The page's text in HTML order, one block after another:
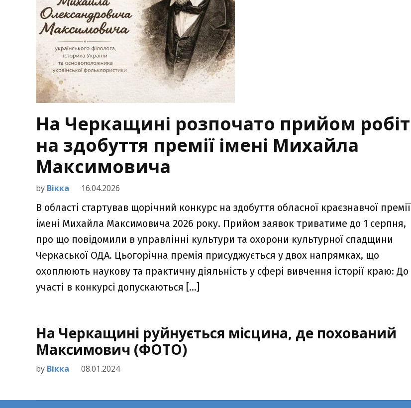
На Черкащині розпочато прийом робіт
на здобуття премії імені Михайла
Максимовича
by Вікка 16.04.2026
В області стартував щорічний конкурс на здобуття обласної краєзнавчої премії
імені Михайла Максимовича 2026 року. Прийом заявок триватиме до 1 серпня,
про що повідомили в управлінні культури та охорони культурної спадщини
Черкаської ОДА. Цьогорічна премія присуджується у двох напрямках, що
охоплюють наукову та практичну діяльність у сфері вивчення історії краю: До
участі в конкурсі допускаються […]
На Черкащині руйнується місцина, де похований
Максимович (ФОТО)
by Вікка 08.01.2024